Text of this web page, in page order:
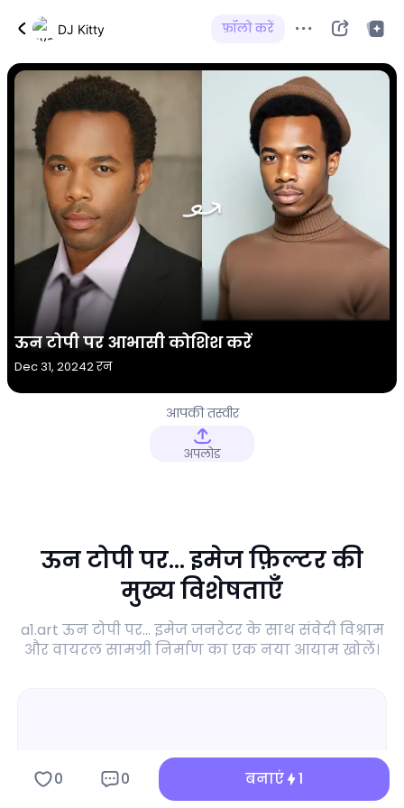
DJ Kitty फ़ॉलो करें
ऊन टोपी पर आभासी कोशिश करें
Dec 31, 20242 रन
आपकी तस्वीर
अपलोड
ऊन टोपी पर... इमेज फ़िल्टर की
मुख्य विशेषताएँ
a1.art ऊन टोपी पर... इमेज जनरेटर के साथ संवेदी विश्राम
और वायरल सामग्री निर्माण का एक नया आयाम खोलें।
0 0 बनाएं 1